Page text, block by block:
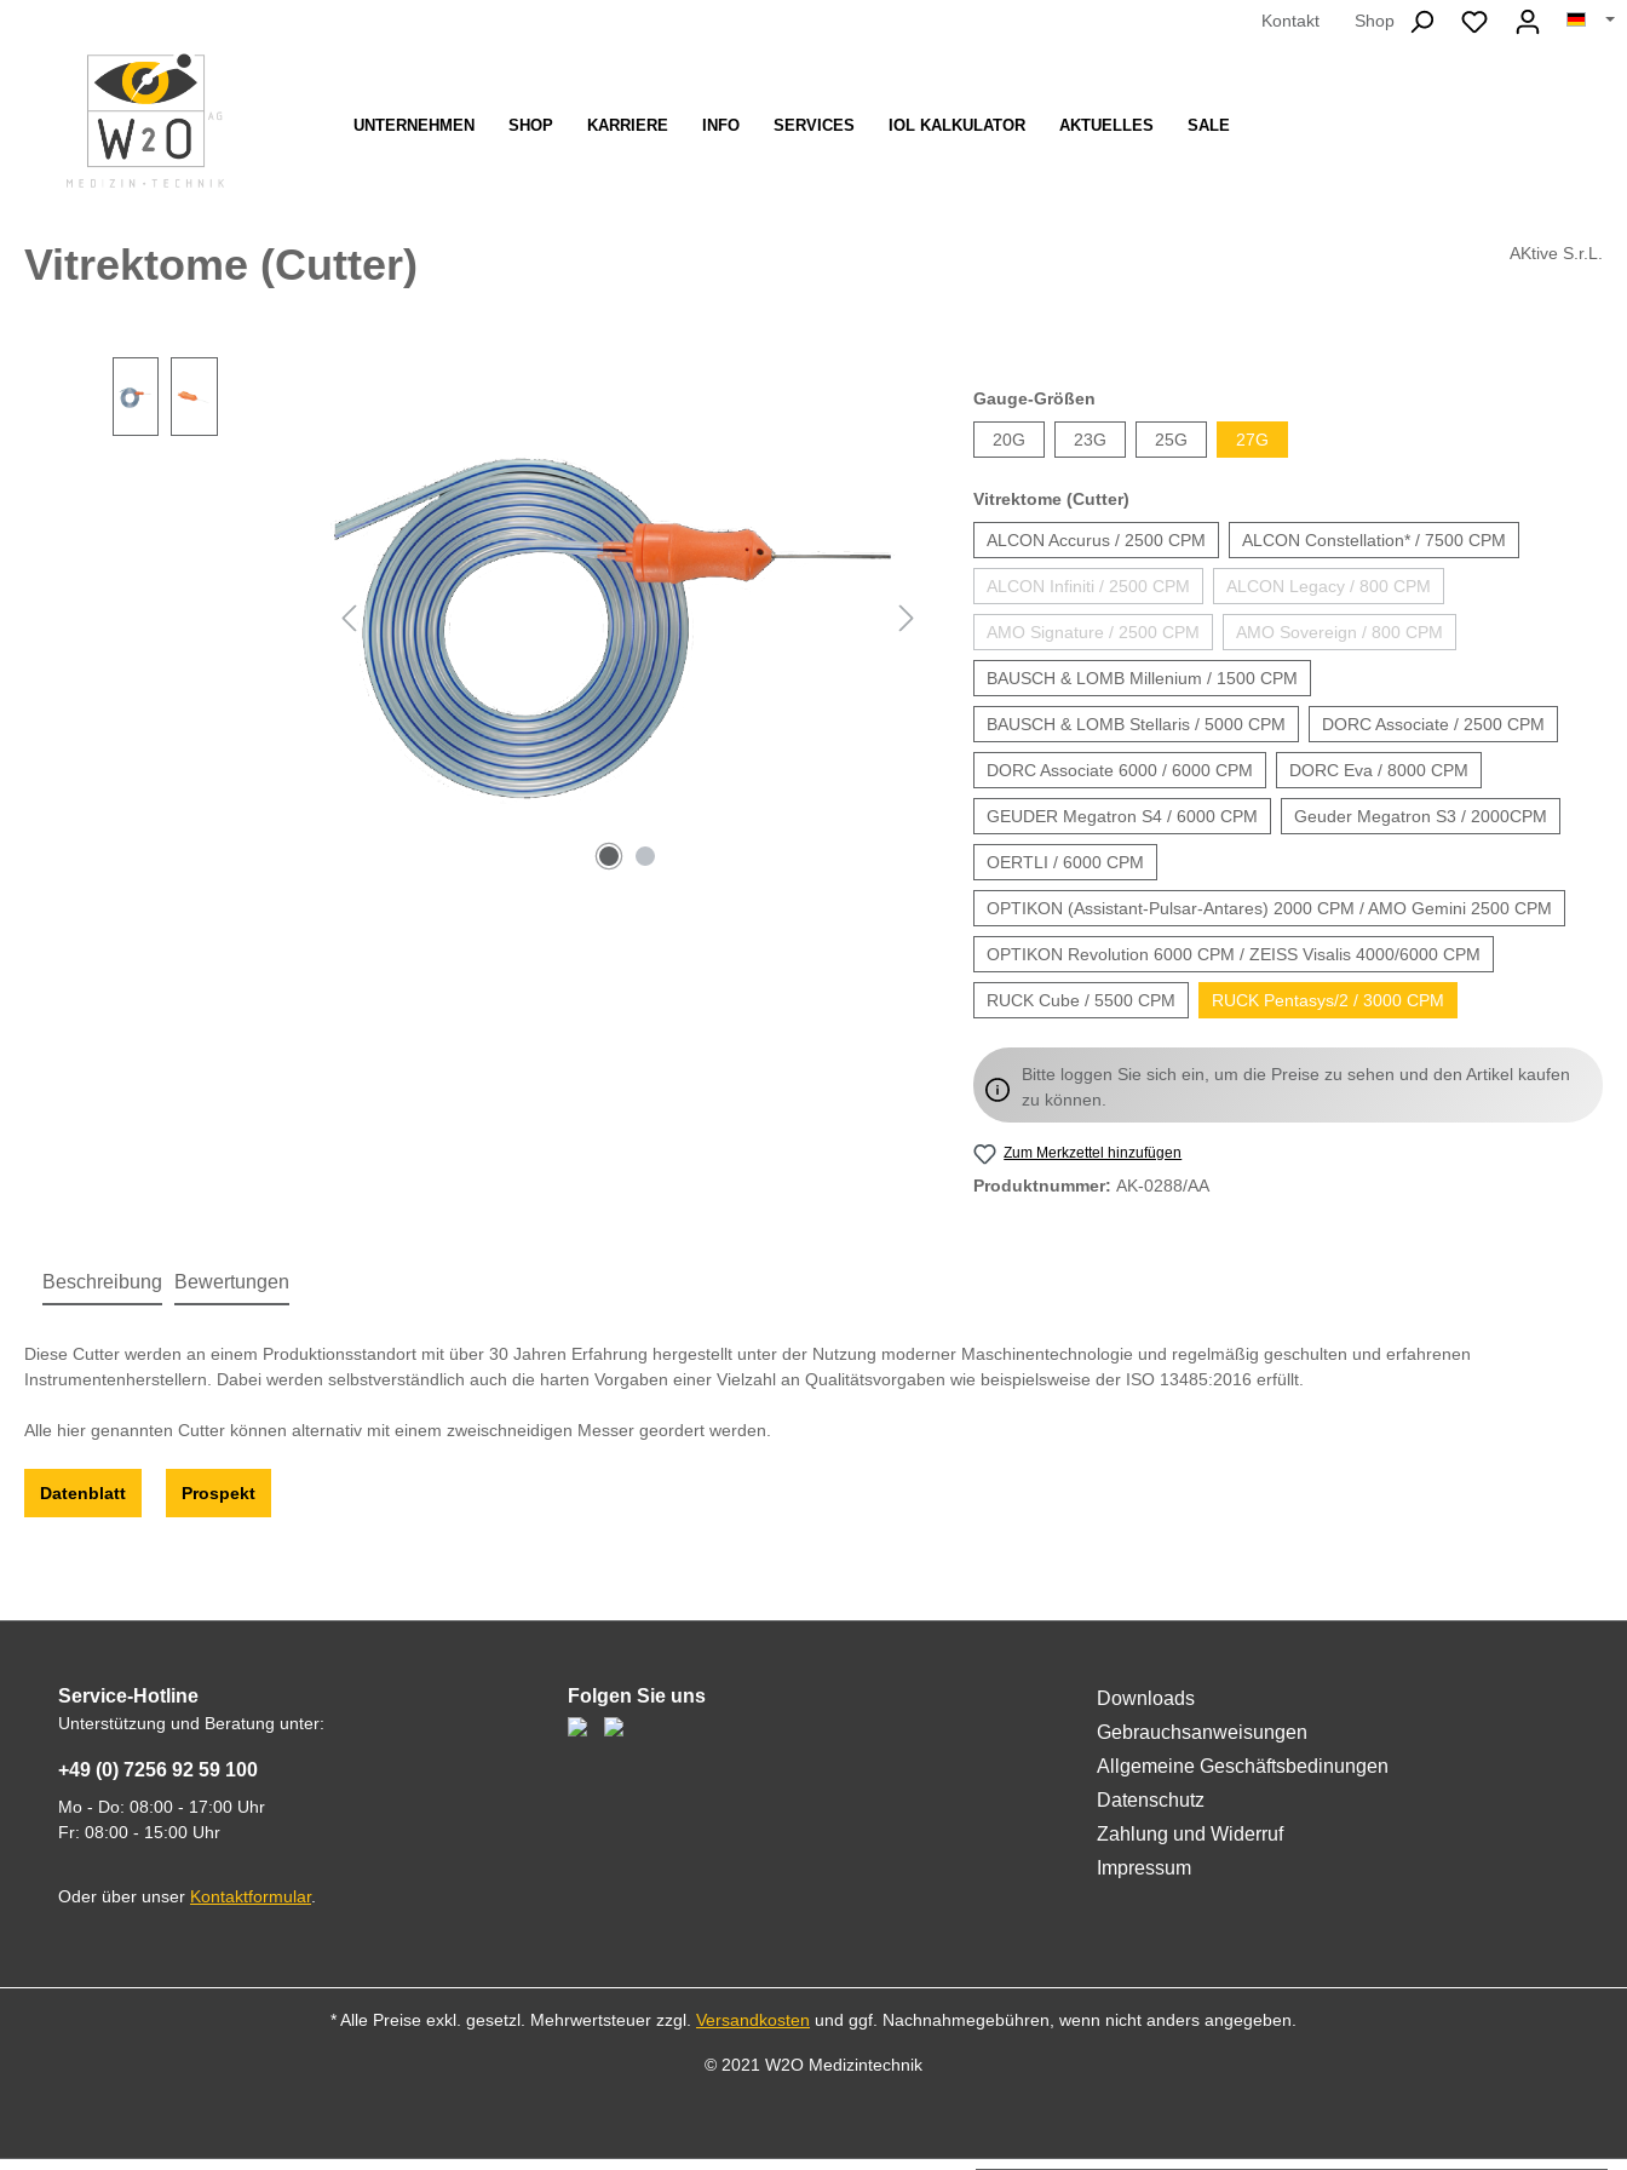
Kontakt Shop
UNTERNEHMEN SHOP KARRIERE INFO SERVICES IOL KALKULATOR AKTUELLES SALE
Vitrektome (Cutter) AKtive S.r.L.
Gauge-Größen
20G 23G 25G 27G
Vitrektome (Cutter)
ALCON Accurus / 2500 CPM ALCON Constellation* / 7500 CPM
ALCON Infiniti / 2500 CPM ALCON Legacy / 800 CPM
AMO Signature / 2500 CPM AMO Sovereign / 800 CPM
BAUSCH & LOMB Millenium / 1500 CPM
BAUSCH & LOMB Stellaris / 5000 CPM DORC Associate / 2500 CPM
DORC Associate 6000 / 6000 CPM DORC Eva / 8000 CPM
GEUDER Megatron S4 / 6000 CPM Geuder Megatron S3 / 2000CPM
OERTLI / 6000 CPM
OPTIKON (Assistant-Pulsar-Antares) 2000 CPM / AMO Gemini 2500 CPM
OPTIKON Revolution 6000 CPM / ZEISS Visalis 4000/6000 CPM
RUCK Cube / 5500 CPM RUCK Pentasys/2 / 3000 CPM
Bitte loggen Sie sich ein, um die Preise zu sehen und den Artikel kaufen
zu können.
Zum Merkzettel hinzufügen
Produktnummer: AK-0288/AA
Beschreibung Bewertungen
Diese Cutter werden an einem Produktionsstandort mit über 30 Jahren Erfahrung hergestellt unter der Nutzung moderner Maschinentechnologie und regelmäßig geschulten und erfahrenen
Instrumentenherstellern. Dabei werden selbstverständlich auch die harten Vorgaben einer Vielzahl an Qualitätsvorgaben wie beispielsweise der ISO 13485:2016 erfüllt.
Alle hier genannten Cutter können alternativ mit einem zweischneidigen Messer geordert werden.
Datenblatt Prospekt
Service-Hotline
Unterstützung und Beratung unter:
+49 (0) 7256 92 59 100
Mo - Do: 08:00 - 17:00 Uhr
Fr: 08:00 - 15:00 Uhr
Oder über unser Kontaktformular.
Folgen Sie uns
Downloads
Gebrauchsanweisungen
Allgemeine Geschäftsbedinungen
Datenschutz
Zahlung und Widerruf
Impressum
* Alle Preise exkl. gesetzl. Mehrwertsteuer zzgl. Versandkosten und ggf. Nachnahmegebühren, wenn nicht anders angegeben.
© 2021 W2O Medizintechnik